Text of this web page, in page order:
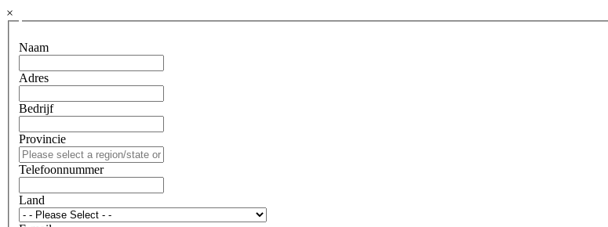
×
Naam
Adres
Bedrijf
Provincie
Telefoonnummer
Land